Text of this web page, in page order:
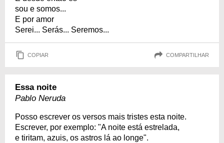
sou e somos...
E por amor
Serei... Serás... Seremos...
COPIAR COMPARTILHAR
Essa noite
Pablo Neruda
Posso escrever os versos mais tristes esta noite.
Escrever, por exemplo: "A noite está estrelada,
e tiritam, azuis, os astros lá ao longe".